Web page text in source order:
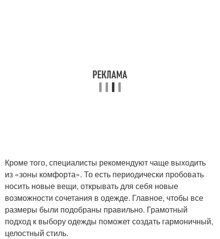
Кроме того, специалисты рекомендуют чаще выходить
из «зоны комфорта». То есть периодически пробовать
носить новые вещи, открывать для себя новые
возможности сочетания в одежде. Главное, чтобы все
размеры были подобраны правильно. Грамотный
подход к выбору одежды поможет создать гармоничный,
целостный стиль.